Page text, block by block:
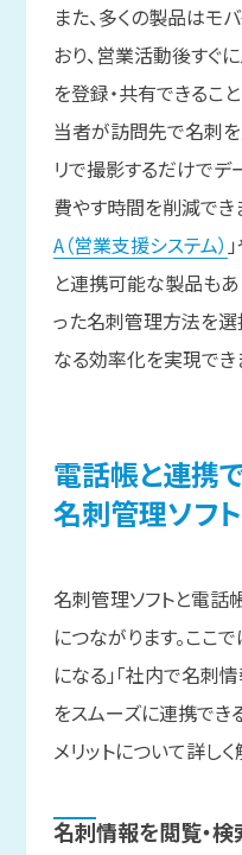
また、多くの製品はモ
おり、営業活動後すぐ
を登録・共有できるこ
当者が訪問先で名刺
リで撮影するだけでデ
費やす時間を削減でき
A（営業支援システム）
と連携可能な製品も
った名刺管理方法を選
なる効率化を実現でき
電話帳と連携
名刺管理ソフ
名刺管理ソフトと電話
につながります。ここ
になる」「社内で名刺
をスムーズに連携でき
メリットについて詳しく
名刺情報を閲覧・検